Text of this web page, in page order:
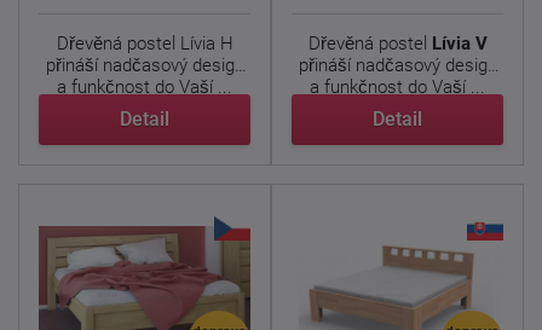
Dřevěná postel Lívia H
přináší nadčasový design
a funkčnost do Vaší ...
Detail
Dřevěná postel Lívia V
přináší nadčasový design
a funkčnost do Vaší ...
Detail